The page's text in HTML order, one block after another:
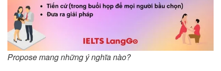
Propose mang những ý nghĩa nào?